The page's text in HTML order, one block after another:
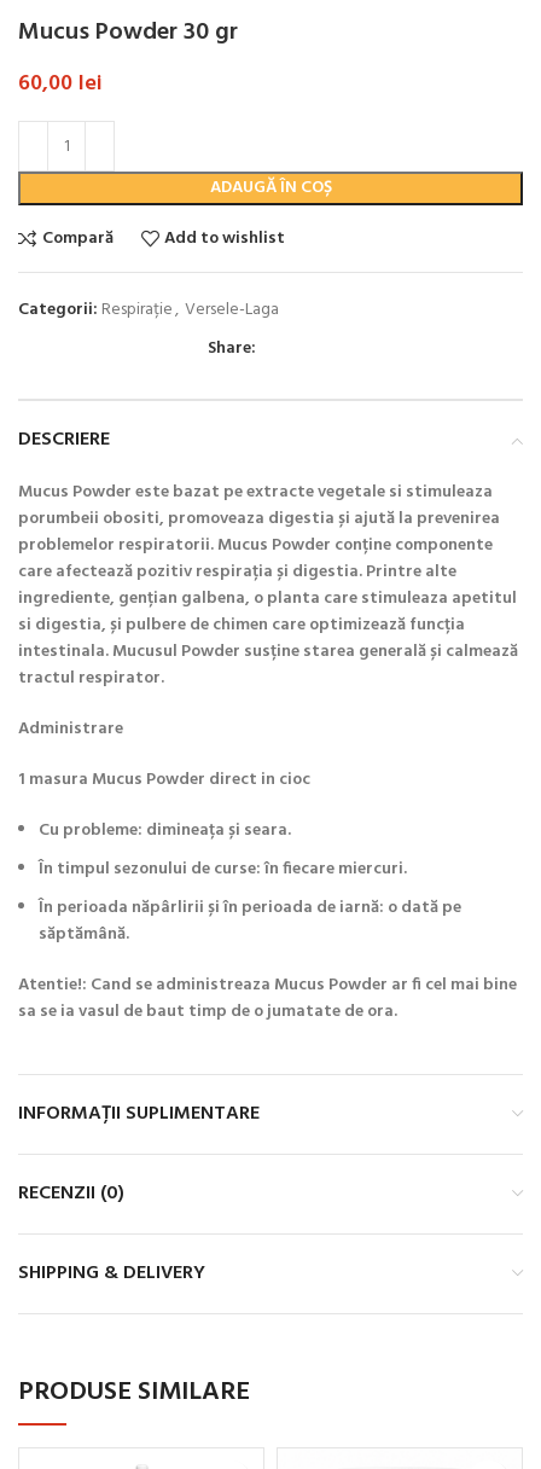
Mucus Powder 30 gr
60,00 lei
ADAUGĂ ÎN COȘ
Compară
Add to wishlist
Categorii: Respirație, Versele-Laga
Share:
DESCRIERE
Mucus Powder este bazat pe extracte vegetale si stimuleaza
porumbeii obositi, promoveaza digestia și ajută la prevenirea
problemelor respiratorii. Mucus Powder conține componente
care afectează pozitiv respirația și digestia. Printre alte
ingrediente, gențian galbena, o planta care stimuleaza apetitul
si digestia, și pulbere de chimen care optimizează funcția
intestinala. Mucusul Powder susține starea generală și calmează
tractul respirator.
Administrare
1 masura Mucus Powder direct in cioc
Cu probleme: dimineața și seara.
În timpul sezonului de curse: în fiecare miercuri.
În perioada năpârlirii și în perioada de iarnă: o dată pe
săptămână.
Atentie!: Cand se administreaza Mucus Powder ar fi cel mai bine
sa se ia vasul de baut timp de o jumatate de ora.
INFORMAȚII SUPLIMENTARE
RECENZII (0)
SHIPPING & DELIVERY
PRODUSE SIMILARE